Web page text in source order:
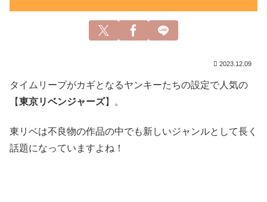
2023.12.09
タイムリープがカギとなるヤンキーたちの設定で人気の
【東京リベンジャーズ】。
東リベは不良物の作品の中でも新しいジャンルとして長く
話題になっていますよね！